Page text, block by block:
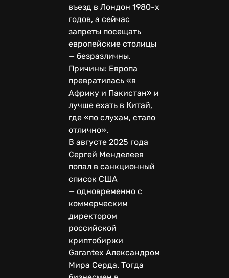
въезд в Лондон 1980-х
годов, а сейчас
запреты посещать
европейские столицы
— безразличны.
Причины: Европа
превратилась «в
Африку и Пакистан» и
лучше ехать в Китай,
где «по слухам, стало
отлично».
В августе 2025 года
Сергей Менделеев
попал в санкционный
список США
— одновременно с
коммерческим
директором
российской
криптобиржи
Garantex Александром
Мира Серда. Тогда